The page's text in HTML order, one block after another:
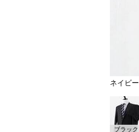
ネイビー
ブラック